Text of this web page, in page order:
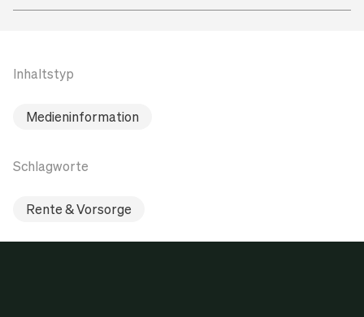
Inhaltstyp
Medieninformation
Schlagworte
Rente & Vorsorge